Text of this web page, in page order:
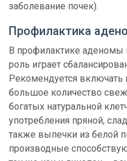
заболевание почек).
Профилактика
В профилактике аденомы
роль играет
Рекомендуется
большое количество
богатых натуральной
употребления пряной,
также выпечки из белой
производные